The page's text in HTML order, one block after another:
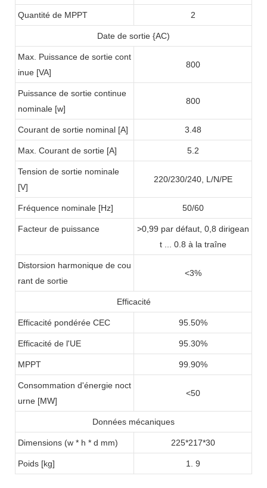
Quantité de MPPT 2
Date de sortie {AC)
Max. Puissance de sortie cont
inue [VA]
800
Puissance de sortie continue
nominale [w]
800
Courant de sortie nominal [A] 3.48
Max. Courant de sortie [A] 5.2
Tension de sortie nominale
[V]
220/230/240, L/N/PE
Fréquence nominale [Hz] 50/60
Facteur de puissance
>0,99 par défaut, 0,8 dirigean
t ... 0.8 à la traîne
Distorsion harmonique de cou
rant de sortie
<3%
Efficacité
Efficacité pondérée CEC 95.50%
Efficacité de l'UE 95.30%
MPPT 99.90%
Consommation d'énergie noct
urne [MW]
<50
Données mécaniques
Dimensions (w * h * d mm) 225*217*30
Poids [kg] 1. 9